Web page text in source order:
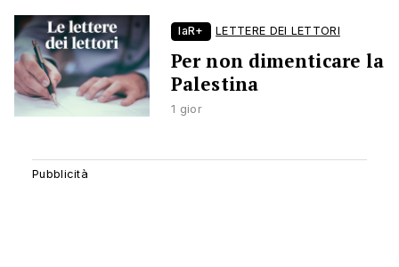
laR+ LETTERE DEI LETTORI
Per non dimenticare la
Palestina
1 gior